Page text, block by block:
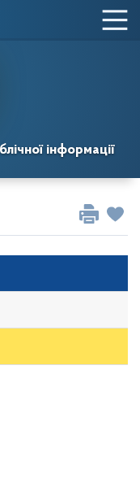
інформації
рішень сесії